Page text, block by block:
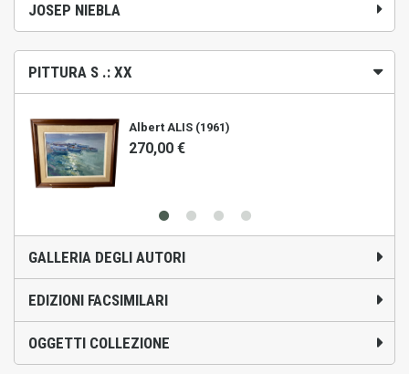
JOSEP NIEBLA
PITTURA S .: XX
Albert ALIS (1961)
270,00 €
GALLERIA DEGLI AUTORI
EDIZIONI FACSIMILARI
OGGETTI COLLEZIONE